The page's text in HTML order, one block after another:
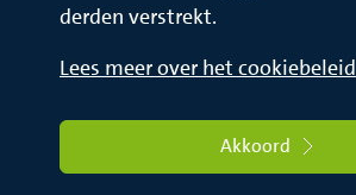
derden verstrekt.
Lees meer over het cookiebeleid
Akkoord